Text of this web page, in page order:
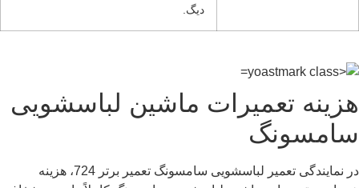
دیگ.
هزینه تعمیرات ماشین لباسشویی
سامسونگ
در نمایندگی تعمیر لباسشویی سامسونگ تعمیر برتر 724، هزینه